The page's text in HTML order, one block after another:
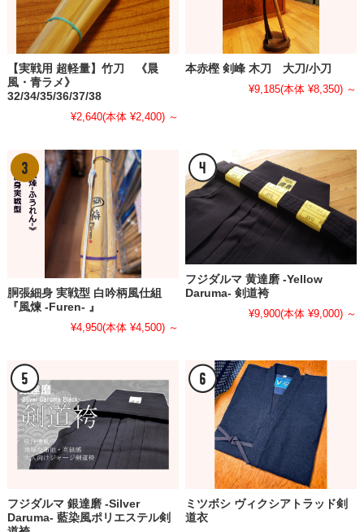
【実戦用 超軽量】竹刀 《晨
風・青ラメ》
32/34/35/36/37/38
¥2,640(本体 ¥2,400)～
本赤樫 剣峰 木刀 大刀/小刀
¥9,185(本体 ¥8,350) ～
胴張細身 実戦型 白吟柄風仕組
『風煉 -Furen- 』
¥4,950(本体 ¥4,500)～
フジダルマ 黄達磨 -Yellow
Daruma- 剣道袴
¥9,900(本体 ¥9,000) ～
フジダルマ 銀達磨 -Silver
Daruma- 藍染風ポリエステル剣
ミツボシ ヴィクシアトラッド剣
道衣